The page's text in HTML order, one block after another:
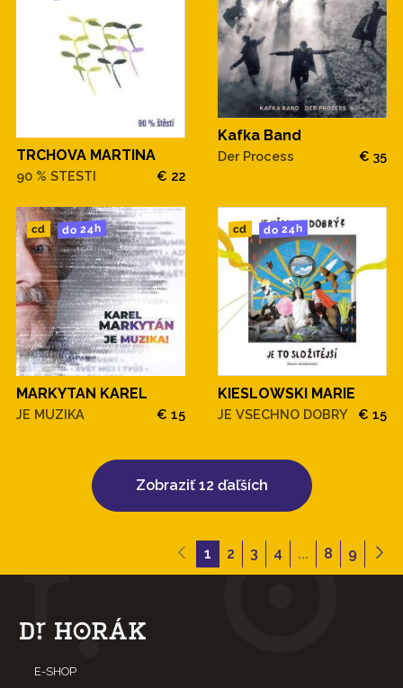
TRCHOVA MARTINA
90 % STESTI € 22
Kafka Band
Der Process € 35
cd do 24h
MARKYTAN KAREL
JE MUZIKA € 15
cd do 24h
KIESLOWSKI MARIE
JE VSECHNO DOBRY € 15
Zobraziť 12 ďaľších
1 2 3 4 ... 8 9
E-SHOP